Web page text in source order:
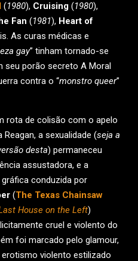
(1980), Cruising (1980),
Fan (1981), Heart of
As curas médicas e
gay” tinham tornado-se
seu porão secreto A Moral
contra o “monstro queer”
rota de colisão com o apelo
a sexualidade (seja a
desta) permaneceu
assustadora, e a
conduzida por
(The Texas Chainsaw
House on the Left)
cruel e violento do
foi marcado pelo glamour,
violento estilizado